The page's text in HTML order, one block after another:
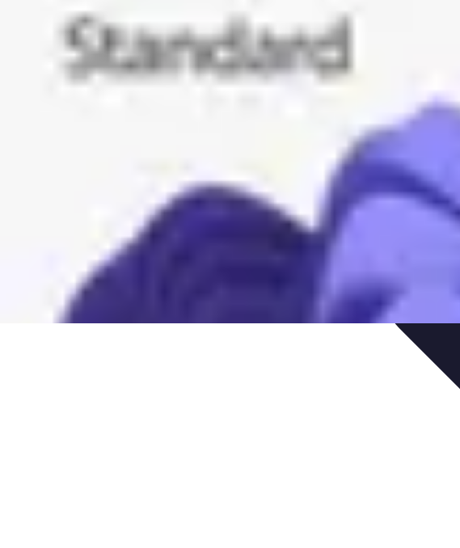
Informatique Expert
Évaluation d'expertsCompétencesSélection d'experts Diagnostics Informatiques
Informatique Expert